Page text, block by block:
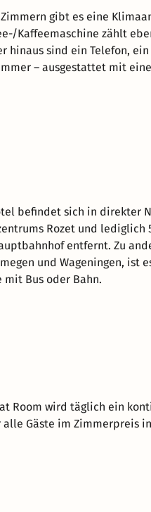
gibt es eine
Kaffeemaschine zählt
hinaus sind ein Telefon,
– ausgestattet mit
befindet sich in direkter
Rozet und lediglich
entfernt. Zu
und Wageningen, ist
mit Bus oder Bahn.
Room wird täglich ein
alle Gäste im Zimmerpreis